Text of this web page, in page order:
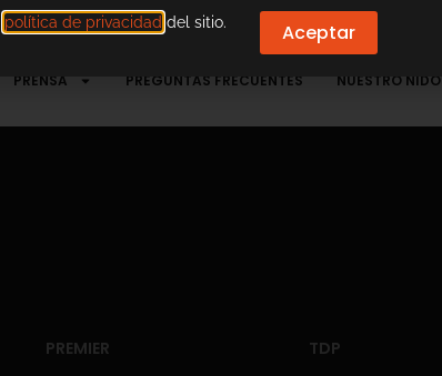
PRENSA PREGUNTAS FRECUENTES NUESTRO NIDO
PREMIER
TDP
política de privacidad del sitio. Aceptar